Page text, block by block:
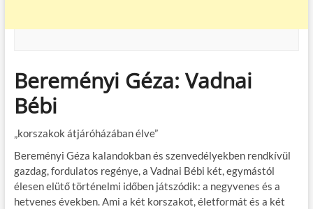
Bereményi Géza: Vadnai
Bébi
„korszakok átjáróházában élve”
Bereményi Géza kalandokban és szenvedélyekben rendkívül
gazdag, fordulatos regénye, a Vadnai Bébi két, egymástól
élesen elütő történelmi időben játszódik: a negyvenes és a
hetvenes években. Ami a két korszakot, életformát és a két